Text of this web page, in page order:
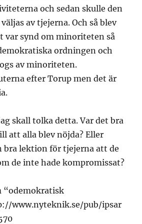
och sedan skulle den
av tjejerna. Och så blev
var synd om minoriteten så
ordningen och
av minoriteten.
efter Torup men det är
skall tolka detta. Var det bra
att alla blev nöjda? Eller
bra lektion för tjejerna att de
de inte hade kompromissat?
“odemokratisk
www.nyteknik.se/pub/ipsar